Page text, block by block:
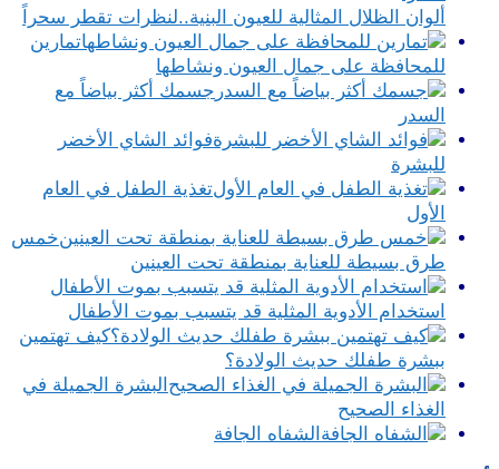
ألوان الظلال المثالية للعيون البنية..لنظرات تقطر سحراً
تمارين
للمحافظة على جمال العيون ونشاطها
جسمك أكثر بياضاً مع
السدر
فوائد الشاي الأخضر
للبشرة
تغذية الطفل في العام
الأول
خمس
طرق بسيطة للعناية بمنطقة تحت العينين
استخدام الأدوية المثلية قد يتسبب بموت الأطفال
كيف تهتمين
ببشرة طفلك حديث الولادة؟
البشرة الجميلة في
الغذاء الصحيح
الشفاه الجافة